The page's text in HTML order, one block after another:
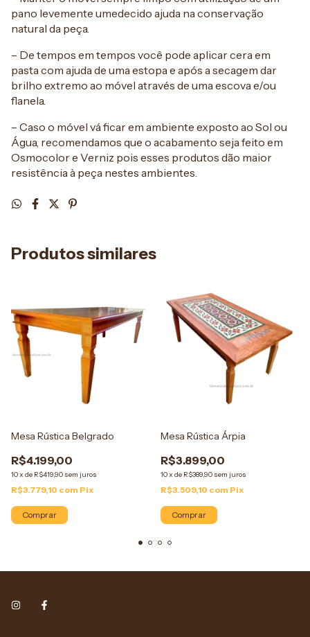
pano levemente umedecido ajuda na conservação
natural da peça.
– De tempos em tempos você pode aplicar cera em
pasta com ajuda de uma estopa e após a secagem dar
brilho extremo ao móvel através de uma escova e/ou
flanela.
– Caso o móvel vá ficar em ambiente exposto ao Sol ou
Água, recomendamos que o acabamento seja feito em
Osmocolor e Verniz pois esses produtos dão maior
resistência à peça nestes ambientes.
Produtos similares
Mesa Rústica Belgrado
R$4.199,00
10x de R$419,90 sem juros
R$3.779,10 com Pix
Comprar
Mesa Rústica Árpia
R$3.899,00
10x de R$389,90 sem juros
R$3.509,10 com Pix
Comprar